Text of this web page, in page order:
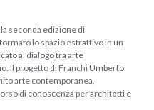
seconda edizione di
lo spazio estrattivo in un
al dialogo tra arte
Il progetto di Franchi Umberto
arte contemporanea,
di conoscenza per architetti e